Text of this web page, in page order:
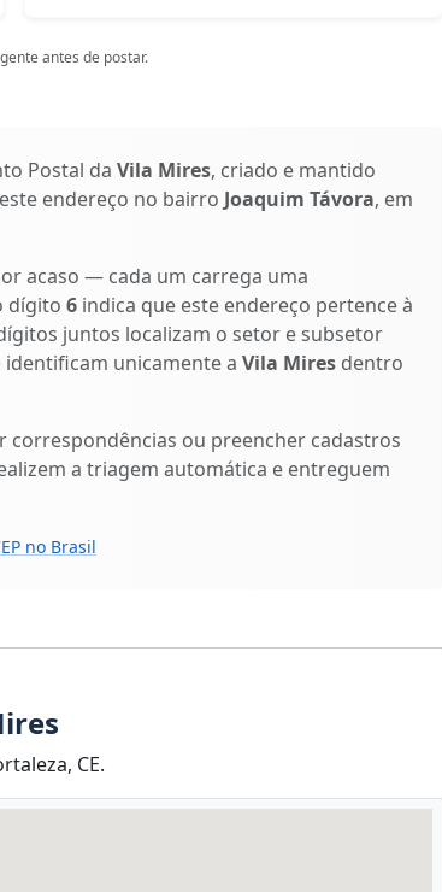
antes de postar.
Postal da Vila Mires, criado e mantido
endereço no bairro Joaquim Távora, em
acaso — cada um carrega uma
dígito 6 indica que este endereço pertence à
juntos localizam o setor e subsetor
unicamente a Vila Mires dentro
correspondências ou preencher cadastros
a triagem automática e entreguem
no Brasil
CE.